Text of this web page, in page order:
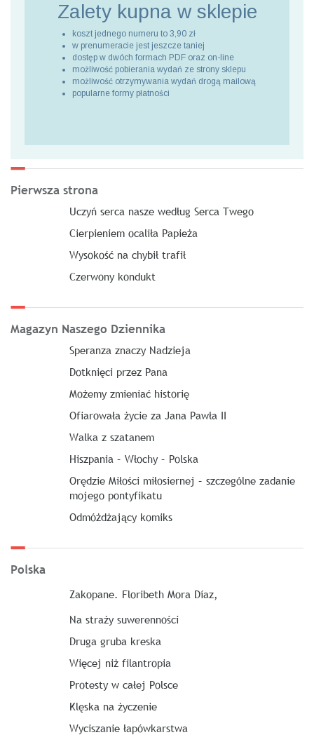
Zalety kupna w sklepie
koszt jednego numeru to 3,90 zł
w prenumeracie jest jeszcze taniej
dostęp w dwóch formach PDF oraz on-line
możliwość pobierania wydań ze strony sklepu
możliwość otrzymywania wydań drogą mailową
popularne formy płatności
Pierwsza strona
Uczyń serca nasze według Serca Twego
Cierpieniem ocaliła Papieża
Wysokość na chybił trafił
Czerwony kondukt
Magazyn Naszego Dziennika
Speranza znaczy Nadzieja
Dotknięci przez Pana
Możemy zmieniać historię
Ofiarowała życie za Jana Pawła II
Walka z szatanem
Hiszpania – Włochy – Polska
Orędzie Miłości miłosiernej – szczególne zadanie
mojego pontyfikatu
Odmóżdżający komiks
Polska
Zakopane. Floribeth Mora Díaz,
Na straży suwerenności
Druga gruba kreska
Więcej niż filantropia
Protesty w całej Polsce
Klęska na życzenie
Wyciszanie łapówkarstwa